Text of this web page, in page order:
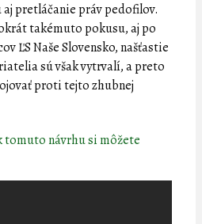
pretláčanie práv pedofilov.
takémuto pokusu, aj po
ĽS Naše Slovensko, našťastie
sú však vytrvalí, a preto
proti tejto zhubnej
tomuto návrhu si môžete